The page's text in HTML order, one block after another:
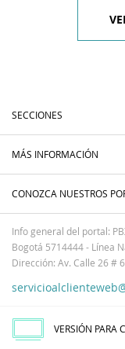
SECCIONES
MÁS INFORMACIÓN
CONOZCA NUESTROS
Info general del portal:
Bogotá 5714444 - Línea
Dirección: Av. Calle 26 #
VERSIÓN PARA